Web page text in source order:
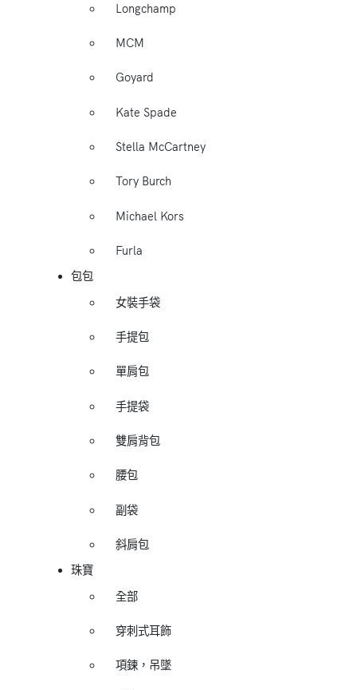
Longchamp
MCM
Goyard
Kate Spade
Stella McCartney
Tory Burch
Michael Kors
Furla
包包
女裝手袋
手提包
單肩包
手提袋
雙肩背包
腰包
副袋
斜肩包
珠寶
全部
穿刺式耳飾
項鍊，吊墜